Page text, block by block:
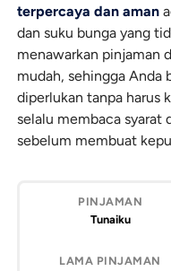
terpercaya dan aman
dan suku bunga yang
menawarkan pinjaman
mudah, sehingga Anda
diperlukan tanpa harus
selalu membaca syarat
sebelum membuat
Pinjaman
Jumlah
Pinjaman
Tunaiku